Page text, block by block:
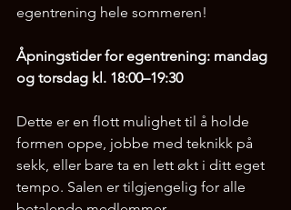
egentrening hele sommeren!
Åpningstider for egentrening: mandag
og torsdag kl. 18:00–19:30
Dette er en flott mulighet til å holde
formen oppe, jobbe med teknikk på
sekk, eller bare ta en lett økt i ditt eget
tempo. Salen er tilgjengelig for alle